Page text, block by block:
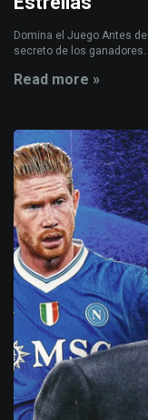
Domina el Juego Antes
secreto de los ganadores.
Read more »